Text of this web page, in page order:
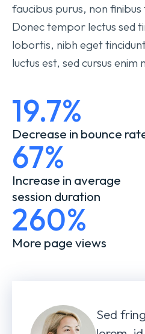
faucibus purus, non
Donec tempor lectus sed
lobortis, nibh eget
luctus est, sed cursus enim
19.7%
Decrease in bounce
67%
Increase in average
session duration
260%
More page views
Sed